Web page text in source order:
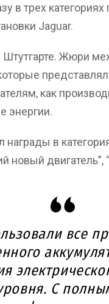
в трех
Jaguar.
Штутгарте. Жюри
как
энергии.
награды в
новый
все
С